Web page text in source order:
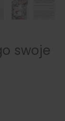
swoje